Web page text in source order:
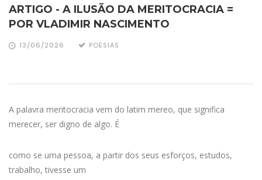
ARTIGO - A ILUSÃO DA MERITOCRACIA =
POR VLADIMIR NASCIMENTO
13/06/2026 POESIAS
A palavra meritocracia vem do latim mereo, que significa
merecer, ser digno de algo. É
como se uma pessoa, a partir dos seus esforços, estudos,
trabalho, tivesse um